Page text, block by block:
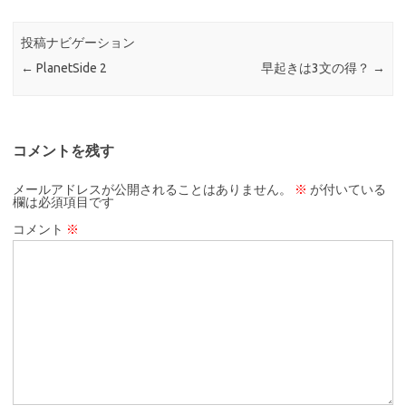
投稿ナビゲーション
← PlanetSide 2 早起きは3文の得？ →
コメントを残す
メールアドレスが公開されることはありません。 ※ が付いている
欄は必須項目です
コメント ※